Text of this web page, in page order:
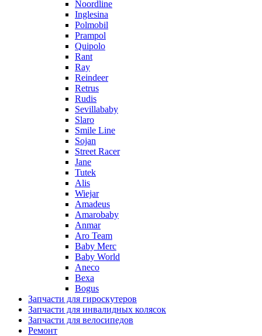
Noordline
Inglesina
Polmobil
Prampol
Quipolo
Rant
Ray
Reindeer
Retrus
Rudis
Sevillababy
Slaro
Smile Line
Sojan
Street Racer
Jane
Tutek
Alis
Wiejar
Amadeus
Amarobaby
Anmar
Aro Team
Baby Merc
Baby World
Aneco
Bexa
Bogus
Запчасти для гироскутеров
Запчасти для инвалидных колясок
Запчасти для велосипедов
Ремонт